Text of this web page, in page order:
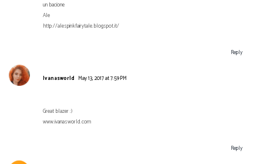
un bacione
Ale
http://alespinkfairytale.blogspot.it/
Reply
Ivanasworld May 13, 2017 at 7:59 PM
Great blazer :)
www.ivanasworld.com
Reply